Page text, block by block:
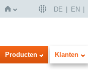
Home
DE EN
Producten Klanten